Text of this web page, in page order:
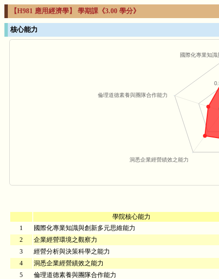
【H981 應用經濟學】 學期課《3.00 學分》
核心能力
國際化專業知
洞悉企業經營績效之能力
倫理道德素養與團隊合作能力
學院核心能力
1
國際化專業知識與創新多元思維能力
2
企業經營環境之觀察力
3
經營分析與決策科學之能力
4
洞悉企業經營績效之能力
5
倫理道德素養與團隊合作能力